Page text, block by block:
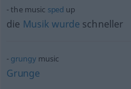
the music sped up
die Musik wurde schneller
grungymusic
Grunge